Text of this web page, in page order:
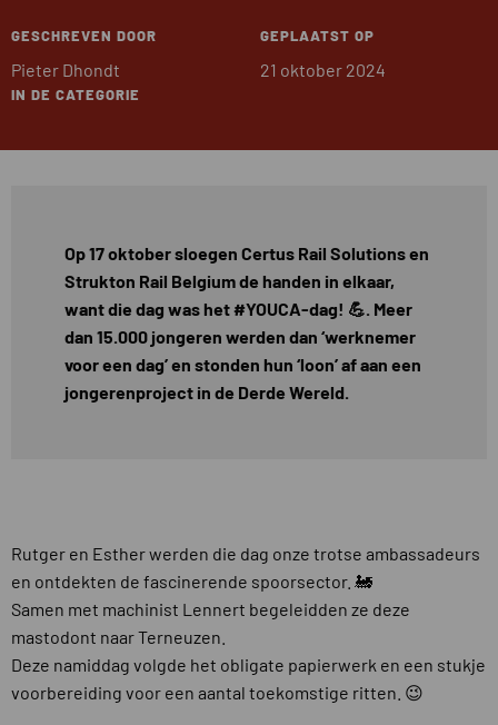
GESCHREVEN DOOR
Pieter Dhondt
GEPLAATST OP
21 oktober 2024
IN DE CATEGORIE
Op 17 oktober sloegen Certus Rail Solutions en
Strukton Rail Belgium de handen in elkaar,
want die dag was het #YOUCA-dag! 💪. Meer
dan 15.000 jongeren werden dan ‘werknemer
voor een dag’ en stonden hun ‘loon’ af aan een
jongerenproject in de Derde Wereld.
Rutger en Esther werden die dag onze trotse ambassadeurs
en ontdekten de fascinerende spoorsector. 🚂
Samen met machinist Lennert begeleidden ze deze
mastodont naar Terneuzen.
Deze namiddag volgde het obligate papierwerk en een stukje
voorbereiding voor een aantal toekomstige ritten. 😉